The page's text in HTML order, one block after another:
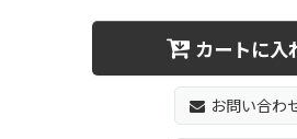
カートに入
お問い合わ